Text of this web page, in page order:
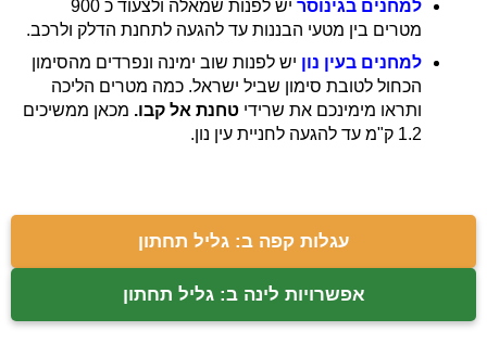
למחנים בגינוסר
יש לפנות שמאלה ולצעוד כ 900
מטרים בין מטעי הבננות עד להגעה לתחנת הדלק ולרכב.
למחנים בעין נון יש לפנות שוב ימינה ונפרדים מהסימון
הכחול לטובת סימון שביל ישראל. כמה מטרים הליכה
ותראו מימינכם את שרידי טחנת אל קבו. מכאן ממשיכים
1.2 ק"מ עד להגעה לחניית עין נון.
עגלות קפה ב: גליל תחתון
אפשרויות לינה ב: גליל תחתון